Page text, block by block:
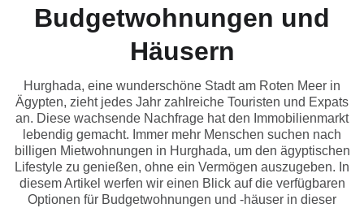
Budgetwohnungen und
Häusern
Hurghada, eine wunderschöne Stadt am Roten Meer in
Ägypten, zieht jedes Jahr zahlreiche Touristen und Expats
an. Diese wachsende Nachfrage hat den Immobilienmarkt
lebendig gemacht. Immer mehr Menschen suchen nach
billigen Mietwohnungen in Hurghada, um den ägyptischen
Lifestyle zu genießen, ohne ein Vermögen auszugeben. In
diesem Artikel werfen wir einen Blick auf die verfügbaren
Optionen für Budgetwohnungen und -häuser in dieser